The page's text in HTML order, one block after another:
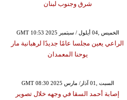
شرق وجنوب لبنان
GMT 10:53 2025 الخميس ,04 أيلول / سبتمبر
الراعي يعين مجلسا عامًا جديدًا لرهبانية مار
يوحنا المعمدان
GMT 08:30 2025 السبت ,01 آذار/ مارس
إصابة أحمد السقا في وجهه خلال تصوير